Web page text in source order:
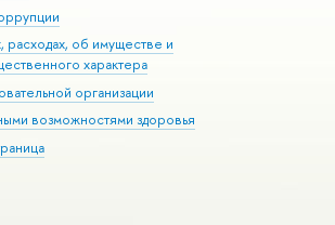
расходах, об имуществе и
характера
организации
возможностями здоровья